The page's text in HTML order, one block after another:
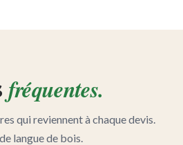
fréquentes.
qui reviennent à chaque devis.
langue de bois.